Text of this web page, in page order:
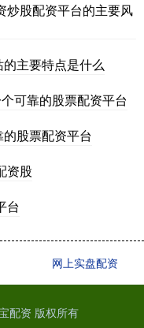
炒股配资平台的主要风
主要特点是什么
可靠的股票配资平台
股票配资平台
资股
台
网上实盘配资
配资 版权所有